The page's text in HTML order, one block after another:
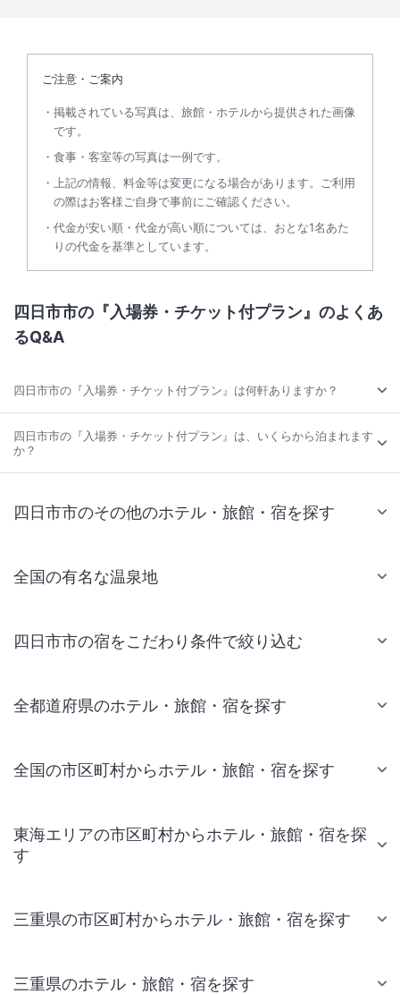
ご注意・ご案内
掲載されている写真は、旅館・ホテルから提供された画像
です。
食事・客室等の写真は一例です。
上記の情報、料金等は変更になる場合があります。ご利用
の際はお客様ご自身で事前にご確認ください。
代金が安い順・代金が高い順については、おとな1名あた
りの代金を基準としています。
四日市市の『入場券・チケット付プラン』のよくあ
るQ&A
四日市市の『入場券・チケット付プラン』は何軒ありますか？
四日市市の『入場券・チケット付プラン』は、いくらから泊まれます
か？
四日市市のその他のホテル・旅館・宿を探す
全国の有名な温泉地
四日市市の宿をこだわり条件で絞り込む
全都道府県のホテル・旅館・宿を探す
全国の市区町村からホテル・旅館・宿を探す
東海エリアの市区町村からホテル・旅館・宿を探
す
三重県の市区町村からホテル・旅館・宿を探す
三重県のホテル・旅館・宿を探す